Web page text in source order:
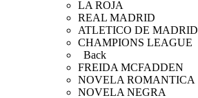
LA ROJA
REAL MADRID
ATLETICO DE MADRID
CHAMPIONS LEAGUE
Back
FREIDA MCFADDEN
NOVELA ROMANTICA
NOVELA NEGRA